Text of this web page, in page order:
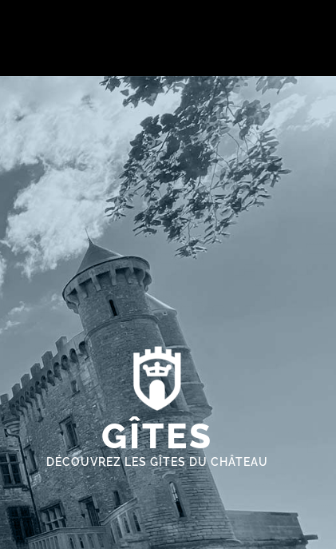
GÎTES
DÉCOUVREZ LES GÎTES DU CHÂTEAU